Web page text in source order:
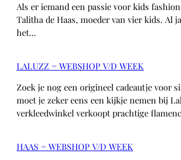
Als er iemand een passie voor kids
Talitha de Haas, moeder van vier kids. Al
het…
LALUZZ = WEBSHOP V/D WEEK
Zoek je nog een origineel cadeautje voor
moet je zeker eens een kijkje nemen bij
verkleedwinkel verkoopt prachtige
HAAS = WEBSHOP V/D WEEK